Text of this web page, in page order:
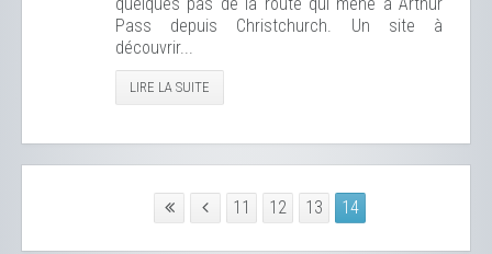
Pass depuis Christchurch. Un site à
découvrir...
LIRE LA SUITE
11 12 13 14